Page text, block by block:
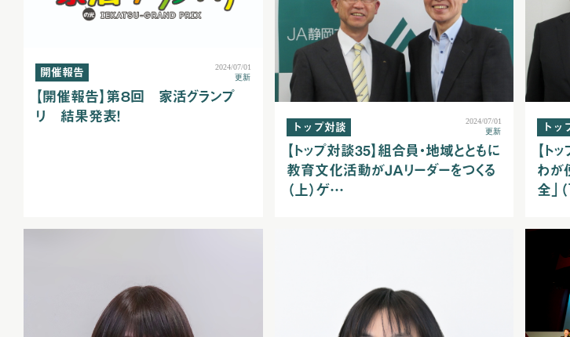
開催報告
2024/07/01
更新
【開催報告】第８回 家活グランプ
リ 結果発表！
トップ対談
2024/07/01
更新
【トップ対談35】組合員・地域とともに
教育文化活動がＪＡリーダーをつくる
（上）ゲ…
トッ
【ト
わが
全」